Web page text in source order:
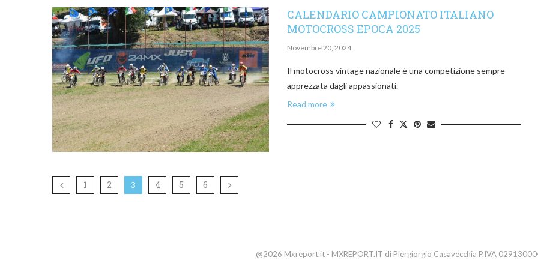
CALENDARIO CAMPIONATO ITALIANO
MOTOCROSS EPOCA 2025
Novembre 20, 2024
Il motocross vintage nazionale è una competizione sempre
apprezzata dagli appassionati.
Read more
1 2 3 4 5 6
@2026 Mxreport.it - MXREPORT.IT di Piergiorgio Casavecchia P.IVA